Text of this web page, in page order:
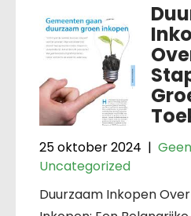
25 oktober 2024 |
Uncategorized
Duurzaam Inkopen